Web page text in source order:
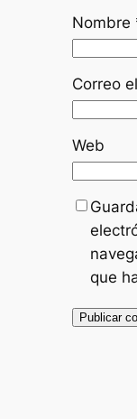
Nombre
Correo
Web
que